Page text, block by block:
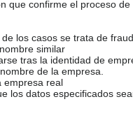
que confirme el proceso
los casos se trata de
similar
tras la identidad de
de la empresa.
empresa real
los datos especificados